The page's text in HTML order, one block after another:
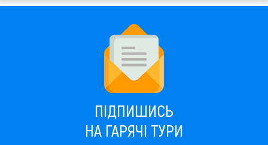
ПІДПИШИСЬ
НА ГАРЯЧІ ТУРИ